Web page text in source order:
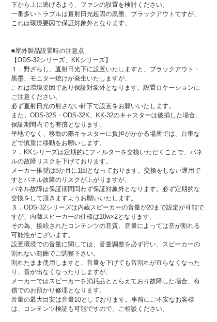
下から上に逃げるよう、ファンの設置を検討ください。
一番多いトラブルは直射日光起因の黒墨、ブラックアウトですが、
これは環境要因で保証対象外となります。
■屋外製品設置時の注意点
【ODS-32シリーズ、KKシリーズ】
１．野ざらし、直射日光下に設置いたしますと、ブラックアウト・
黒墨、モニター焼けが発生いたしますが、
これは環境要因であり保証対象外となります。設置ロケーションに
ご注意ください。
必ず直射日光の射さない軒下で設置をお願いいたします。
また、ODS-32S・ODS-32K、KK-32のキャスターは破損した場合、
保証期間内でも有償となります。
平地でなく、移動の際キャスターに負担がかかる場所では、台車な
どで慎重に移動をお願いします。
２．KKシリーズは定期的にフィルターを交換いただくことで、パネ
ルの故障リスクを下げております。
メーカー推奨は8か月に1回となっております。交換をしない運用で
すとパネル故障のリスクが上がりますが、
パネル故障は保証期間問わず保証対象外となります。必ず定期的な
交換をして頂きますようお願いいたします。
３．ODS-32シリーズは内蔵スピーカーの音量が20まで設定が可能で
すが、内蔵スピーカーの仕様は10w×2となります。
その為、接続されたコンテンツの音質、音量によっては音が割れる
可能性がございます。
設置環境での音量に関しては、音量調整を必ず行い、スピーカーの
割れない範囲でご調整下さい。
割れたまま使用しますと、音量を下げても音割れが直らなくなった
り、音が出なくなったりしますが、
メーカーではスピーカーを消耗品ととらえており故障した場合、有
償でのお預かり修理となります。
音量の最大目安は音量10としております。事前にご不安なお客様
は、コンテンツ検証も可能ですので、ご相談ください。